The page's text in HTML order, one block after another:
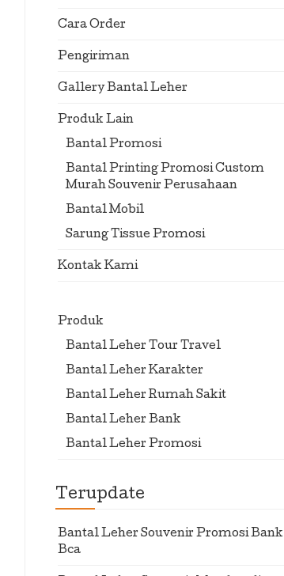
Cara Order
Pengiriman
Gallery Bantal Leher
Produk Lain
Bantal Promosi
Bantal Printing Promosi Custom
Murah Souvenir Perusahaan
Bantal Mobil
Sarung Tissue Promosi
Kontak Kami
Produk
Bantal Leher Tour Travel
Bantal Leher Karakter
Bantal Leher Rumah Sakit
Bantal Leher Bank
Bantal Leher Promosi
Terupdate
Bantal Leher Souvenir Promosi Bank
Bca